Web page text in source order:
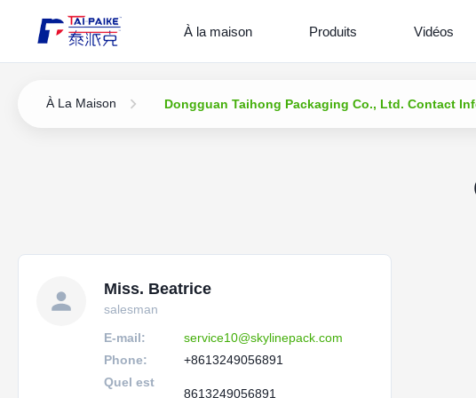
À la maison Produits Vidéos
À La Maison Dongguan Taihong Packaging Co., Ltd. Contact
Miss. Beatrice
salesman
E-mail:
service10@skylinepack.com
Phone:
+8613249056891
Quel est
8613249056891